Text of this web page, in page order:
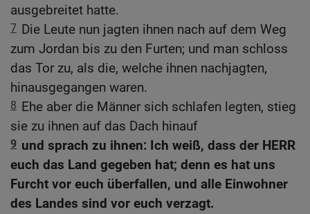
ausgebreitet hatte.
7 Die Leute nun jagten ihnen nach auf dem Weg
zum Jordan bis zu den Furten; und man schloss
das Tor zu, als die, welche ihnen nachjagten,
hinausgegangen waren.
8 Ehe aber die Männer sich schlafen legten, stieg
sie zu ihnen auf das Dach hinauf
9 und sprach zu ihnen: Ich weiß, dass der HERR
euch das Land gegeben hat; denn es hat uns
Furcht vor euch überfallen, und alle Einwohner
des Landes sind vor euch verzagt.